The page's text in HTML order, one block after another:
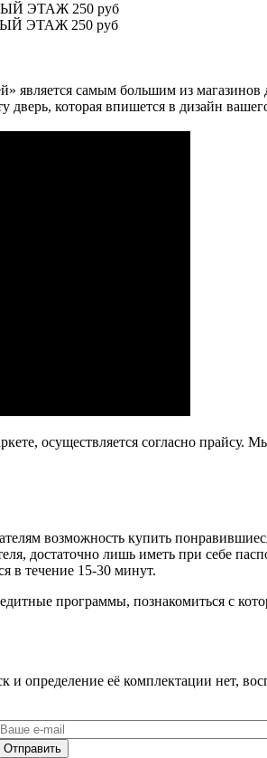
ЭТАЖ 250 руб
ЭТАЖ 250 руб
является самым большим из
которая впишется в дизайн
осуществляется согласно
возможность купить
достаточно лишь иметь при себе
в течение 15-30 минут.
программы, познакомиться с
и определение её комплектации нет,